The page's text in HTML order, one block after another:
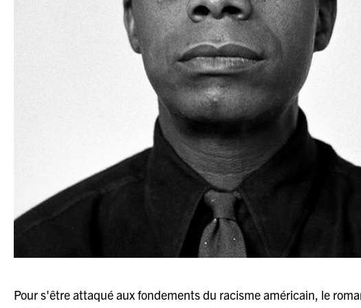
Pour s'être attaqué aux fondements du racisme américain, le